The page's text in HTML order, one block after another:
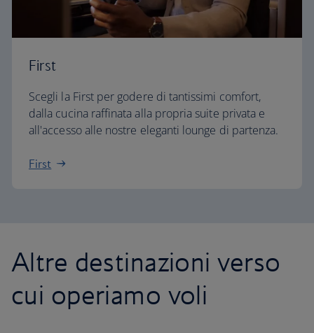
First
Scegli la First per godere di tantissimi comfort,
dalla cucina raffinata alla propria suite privata e
all'accesso alle nostre eleganti lounge di partenza.
First
Altre destinazioni verso
cui operiamo voli